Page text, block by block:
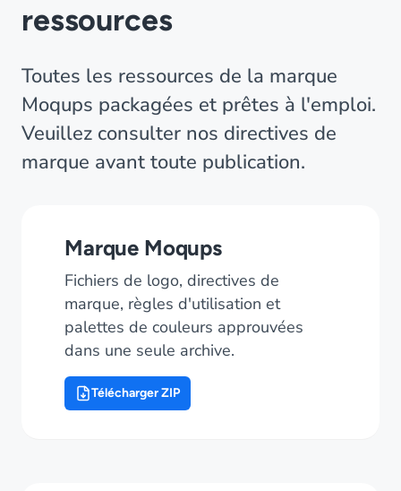
ressources
Toutes les ressources de la marque
Moqups packagées et prêtes à l'emploi.
Veuillez consulter nos directives de
marque avant toute publication.
Marque Moqups
Fichiers de logo, directives de
marque, règles d'utilisation et
palettes de couleurs approuvées
dans une seule archive.
Télécharger ZIP